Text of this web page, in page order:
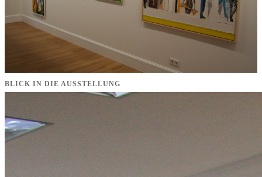
BLICK IN DIE AUSSTELLUNG